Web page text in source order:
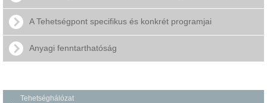
A Tehetségpont specifikus és konkrét programjai
Anyagi fenntarthatóság
Tehetséghálózat